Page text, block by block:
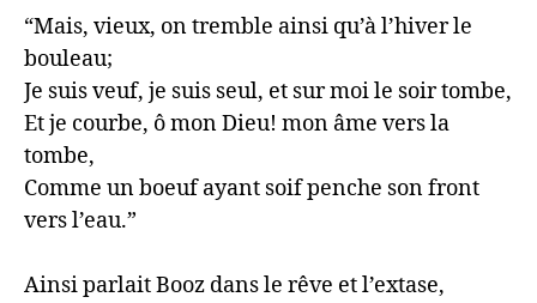
“Mais, vieux, on tremble ainsi qu’à l’hiver le
bouleau;
Je suis veuf, je suis seul, et sur moi le soir tombe,
Et je courbe, ô mon Dieu! mon âme vers la
tombe,
Comme un boeuf ayant soif penche son front
vers l’eau.”
Ainsi parlait Booz dans le rêve et l’extase,